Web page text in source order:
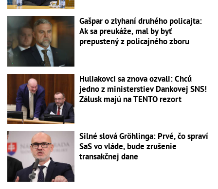
Gašpar o zlyhaní druhého policajta:
Ak sa preukáže, mal by byť
prepustený z policajného zboru
Huliakovci sa znova ozvali: Chcú
jedno z ministerstiev Dankovej SNS!
Zálusk majú na TENTO rezort
Silné slová Gröhlinga: Prvé, čo spraví
SaS vo vláde, bude zrušenie
transakčnej dane